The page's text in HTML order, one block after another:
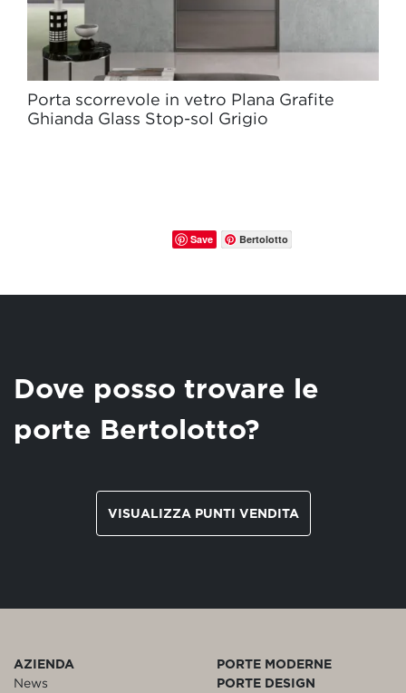
Porta scorrevole in vetro Plana Grafite
Ghianda Glass Stop-sol Grigio
Save Bertolotto
Dove posso trovare le
porte Bertolotto?
VISUALIZZA PUNTI VENDITA
AZIENDA
News
PORTE MODERNE
PORTE DESIGN